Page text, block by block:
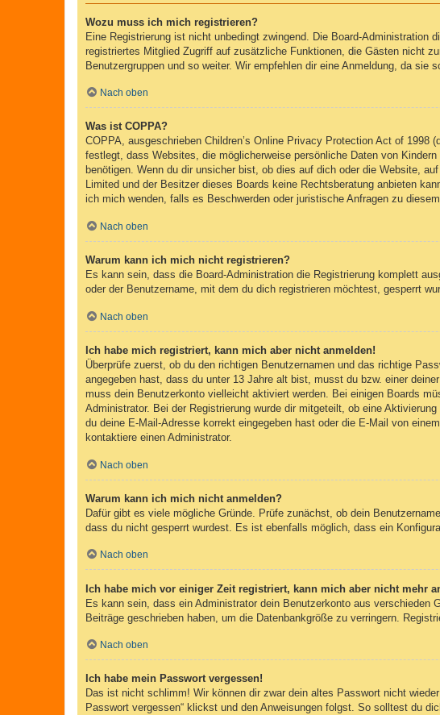
Wozu muss ich mich registrieren?
Eine Registrierung ist nicht unbedingt zwingend. Die Board-
registriertes Mitglied Zugriff auf zusätzliche Funktionen, die Gästen nicht
Benutzergruppen und so weiter. Wir empfehlen dir eine Anmeldung, da sie
Nach oben
Was ist COPPA?
COPPA, ausgeschrieben Children’s Online Privacy Protection Act of
festlegt, dass Websites, die möglicherweise persönliche Daten von
benötigen. Wenn du dir unsicher bist, ob dies auf dich oder die Website,
Limited und der Besitzer dieses Boards keine Rechtsberatung anbieten
ich mich wenden, falls es Beschwerden oder juristische Anfragen zu
Nach oben
Warum kann ich mich nicht registrieren?
Es kann sein, dass die Board-Administration die Registrierung komplett
oder der Benutzername, mit dem du dich registrieren möchtest, gesperrt
Nach oben
Ich habe mich registriert, kann mich aber nicht anmelden!
Überprüfe zuerst, ob du den richtigen Benutzernamen und das richtige
angegeben hast, dass du unter 13 Jahre alt bist, musst du bzw. einer
muss dein Benutzerkonto vielleicht aktiviert werden. Bei einigen Boards
Administrator. Bei der Registrierung wurde dir mitgeteilt, ob eine
du deine E-Mail-Adresse korrekt eingegeben hast oder die E-Mail von
kontaktiere einen Administrator.
Nach oben
Warum kann ich mich nicht anmelden?
Dafür gibt es viele mögliche Gründe. Prüfe zunächst, ob dein
dass du nicht gesperrt wurdest. Es ist ebenfalls möglich, dass ein
Nach oben
Ich habe mich vor einiger Zeit registriert, kann mich aber nicht mehr
Es kann sein, dass ein Administrator dein Benutzerkonto aus verschieden
Beiträge geschrieben haben, um die Datenbankgröße zu verringern.
Nach oben
Ich habe mein Passwort vergessen!
Das ist nicht schlimm! Wir können dir zwar dein altes Passwort nicht
Passwort vergessen“ klickst und den Anweisungen folgst. So solltest du